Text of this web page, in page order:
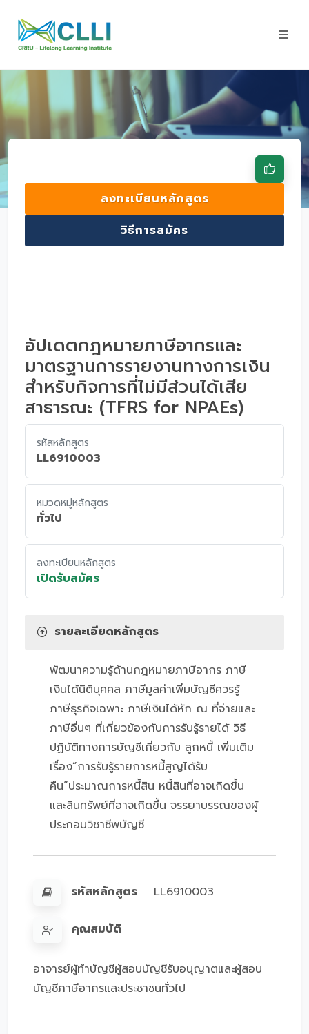
ลงทะเบียนหลักสูตร
วิธีการสมัคร
อัปเดตกฎหมายภาษีอากรและ
มาตรฐานการรายงานทางการเงิน
สำหรับกิจการที่ไม่มีส่วนได้เสีย
สาธารณะ (TFRS for NPAEs)
รหัสหลักสูตร
LL6910003
หมวดหมู่หลักสูตร
ทั่วไป
ลงทะเบียนหลักสูตร
เปิดรับสมัคร
รายละเอียดหลักสูตร
พัฒนาความรู้ด้านกฎหมายภาษีอากร ภาษี
เงินได้นิติบุคคล ภาษีมูลค่าเพิ่มบัญชีควรรู้
ภาษีธุรกิจเฉพาะ ภาษีเงินได้หัก ณ ที่จ่ายและ
ภาษีอื่นๆ ที่เกี่ยวข้องกับการรับรู้รายได้ วิธี
ปฏิบัติทางการบัญชีเกี่ยวกับ ลูกหนี้ เพิ่มเติม
เรื่อง”การรับรู้รายการหนี้สูญได้รับ
คืน”ประมาณการหนี้สิน หนี้สินที่อาจเกิดขึ้น
และสินทรัพย์ที่อาจเกิดขึ้น จรรยาบรรณของผู้
ประกอบวิชาชีพบัญชี
รหัสหลักสูตร LL6910003
คุณสมบัติ
อาจารย์ผู้ทำบัญชีผู้สอบบัญชีรับอนุญาตและผู้สอบ
บัญชีภาษีอากรและประชาชนทั่วไป